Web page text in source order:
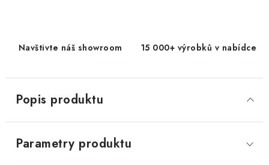
Navštivte náš showroom 15 000+ výrobků v nabídce
Popis produktu
Parametry produktu